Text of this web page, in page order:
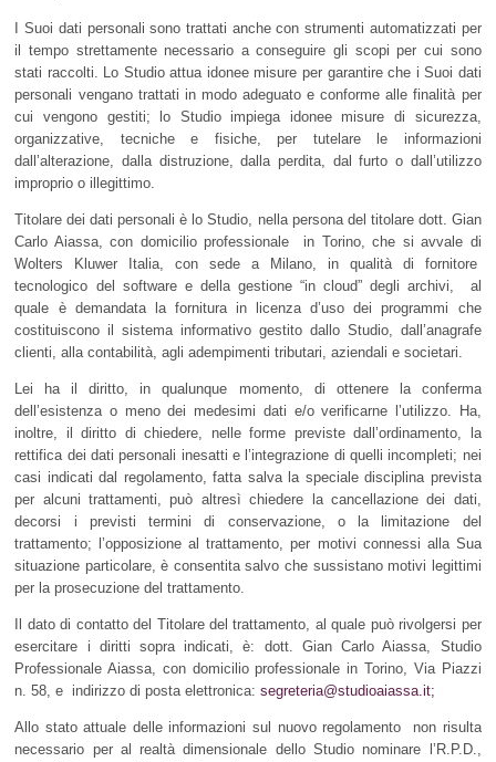
I Suoi dati personali sono trattati anche con strumenti automatizzati per
il tempo strettamente necessario a conseguire gli scopi per cui sono
stati raccolti. Lo Studio attua idonee misure per garantire che i Suoi dati
personali vengano trattati in modo adeguato e conforme alle finalità per
cui vengono gestiti; lo Studio impiega idonee misure di sicurezza,
organizzative, tecniche e fisiche, per tutelare le informazioni
dall’alterazione, dalla distruzione, dalla perdita, dal furto o dall’utilizzo
improprio o illegittimo.
Titolare dei dati personali è lo Studio, nella persona del titolare dott. Gian
Carlo Aiassa, con domicilio professionale in Torino, che si avvale di
Wolters Kluwer Italia, con sede a Milano, in qualità di fornitore
tecnologico del software e della gestione “in cloud” degli archivi, al
quale è demandata la fornitura in licenza d’uso dei programmi che
costituiscono il sistema informativo gestito dallo Studio, dall’anagrafe
clienti, alla contabilità, agli adempimenti tributari, aziendali e societari.
Lei ha il diritto, in qualunque momento, di ottenere la conferma
dell’esistenza o meno dei medesimi dati e/o verificarne l’utilizzo. Ha,
inoltre, il diritto di chiedere, nelle forme previste dall’ordinamento, la
rettifica dei dati personali inesatti e l’integrazione di quelli incompleti; nei
casi indicati dal regolamento, fatta salva la speciale disciplina prevista
per alcuni trattamenti, può altresì chiedere la cancellazione dei dati,
decorsi i previsti termini di conservazione, o la limitazione del
trattamento; l’opposizione al trattamento, per motivi connessi alla Sua
situazione particolare, è consentita salvo che sussistano motivi legittimi
per la prosecuzione del trattamento.
Il dato di contatto del Titolare del trattamento, al quale può rivolgersi per
esercitare i diritti sopra indicati, è: dott. Gian Carlo Aiassa, Studio
Professionale Aiassa, con domicilio professionale in Torino, Via Piazzi
n. 58, e indirizzo di posta elettronica:segreteria@studioaiassa.it;
Allo stato attuale delle informazioni sul nuovo regolamento non risulta
necessario per al realtà dimensionale dello Studio nominare l’R.P.D.,